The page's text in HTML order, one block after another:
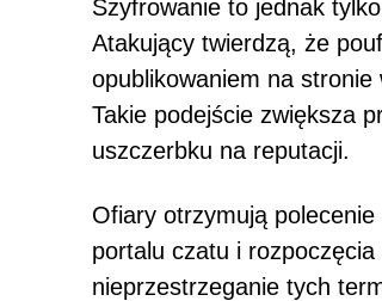
Szyfrowanie to jednak
Atakujący twierdzą, że
opublikowaniem na stronie
Takie podejście zwiększa
uszczerbku na reputacji.
Ofiary otrzymują
portalu czatu i
nieprzestrzeganie tych